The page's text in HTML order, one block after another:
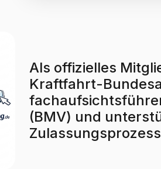
Als offizielles
Kraftfahrt-
(BMV) und